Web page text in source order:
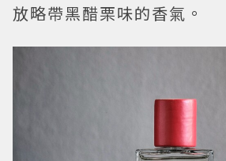
放略帶黑醋栗味的香氣。